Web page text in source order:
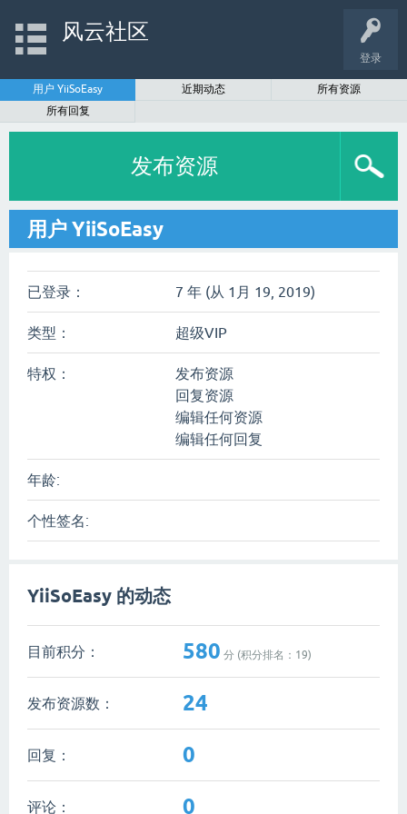
登录
风云社区
用户 YiiSoEasy 近期动态
所有资源
所有回复
发布资源
用户 YiiSoEasy
已登录： 7 年 (从 1月 19, 2019)
类型： 超级VIP
特权：
发布资源
回复资源
编辑任何资源
编辑任何回复
年龄:
个性签名:
YiiSoEasy 的动态
目前积分： 580 分 (积分排名： 19)
发布资源数： 24
回复： 0
评论： 0